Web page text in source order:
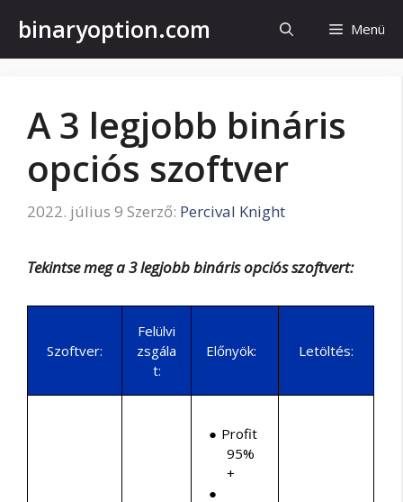
tartalomba
binaryoption.com Menü
A 3 legjobb bináris
opciós szoftver
2022. július 9 Szerző: Percival Knight
Tekintse meg a 3 legjobb bináris opciós szoftvert:
Szoftver:
Felülvi
zsgála
t:
Előnyök: Letöltés:
Profit
95%
+